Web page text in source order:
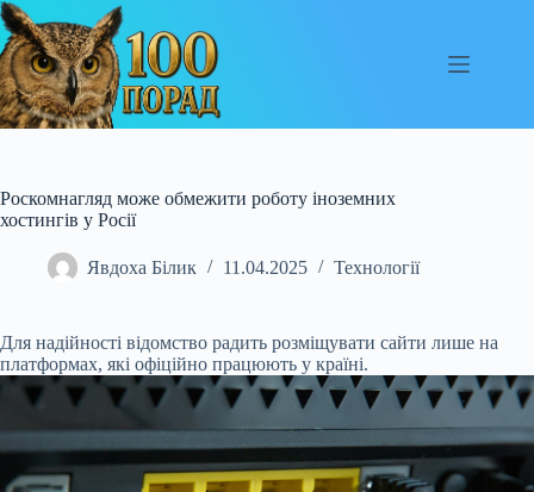
Перейти
до
вмісту
Роскомнагляд може обмежити роботу іноземних
хостингів у Росії
Явдоха Білик 11.04.2025 Технології
Для надійності відомство радить розміщувати сайти лише на
платформах, які офіційно працюють у країні.